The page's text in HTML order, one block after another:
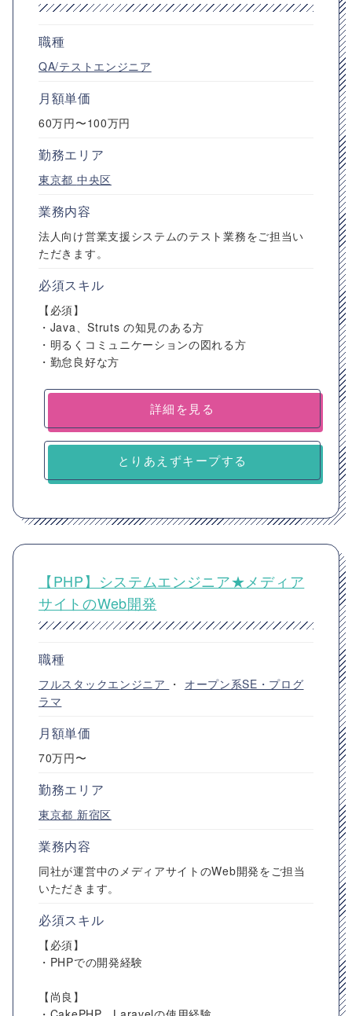
職種
QA/テストエンジニア
月額単価
60万円〜100万円
勤務エリア
東京都 中央区
業務内容
法人向け営業支援システムのテスト業務をご担当い
ただきます。
必須スキル
【必須】
・Java、Struts の知見のある方
・明るくコミュニケーションの図れる方
・勤怠良好な方
詳細を見る
とりあえずキープする
【PHP】システムエンジニア★メディア
サイトのWeb開発
職種
フルスタックエンジニア ・ オープン系SE・プログ
ラマ
月額単価
70万円〜
勤務エリア
東京都 新宿区
業務内容
同社が運営中のメディアサイトのWeb開発をご担当
いただきます。
必須スキル
【必須】
・PHPでの開発経験
【尚良】